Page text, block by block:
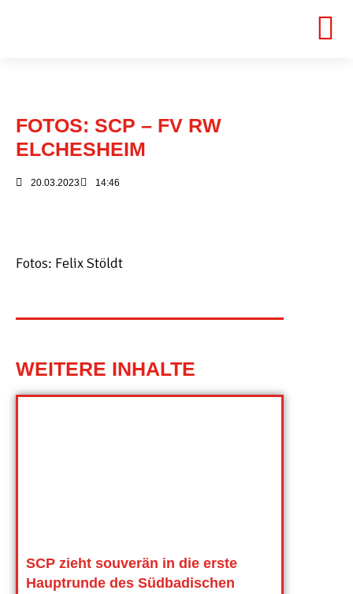
FOTOS: SCP – FV RW
ELCHESHEIM
20.03.2023 14:46
Fotos: Felix Stöldt
WEITERE INHALTE
SCP zieht souverän in die erste
Hauptrunde des Südbadischen